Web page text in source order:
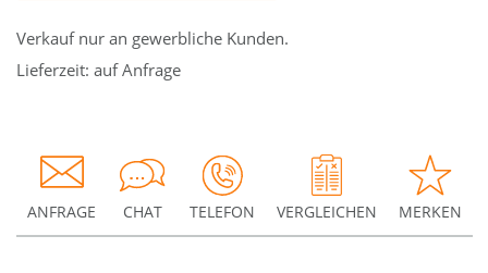
Verkauf nur an gewerbliche Kunden.
Lieferzeit: auf Anfrage
ANFRAGE CHAT TELEFON VERGLEICHEN MERKEN